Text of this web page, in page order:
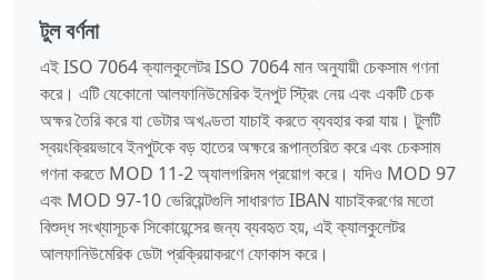
টুল বর্ণনা
এই ISO 7064 ক্যালকুলেটর ISO 7064 মান অনুযায়ী চেকসাম গণনা
করে। এটি যেকোনো আলফানিউমেরিক ইনপুট স্ট্রিং নেয় এবং একটি চেক
অক্ষর তৈরি করে যা ডেটার অখণ্ডতা যাচাই করতে ব্যবহার করা যায়। টুলটি
স্বয়ংক্রিয়ভাবে ইনপুটকে বড় হাতের অক্ষরে রূপান্তরিত করে এবং চেকসাম
গণনা করতে MOD 11-2 অ্যালগরিদম প্রয়োগ করে। যদিও MOD 97
এবং MOD 97-10 ভেরিয়েন্টগুলি সাধারণত IBAN যাচাইকরণের মতো
বিশুদ্ধ সংখ্যাসূচক সিকোয়েন্সের জন্য ব্যবহৃত হয়, এই ক্যালকুলেটর
আলফানিউমেরিক ডেটা প্রক্রিয়াকরণে ফোকাস করে।